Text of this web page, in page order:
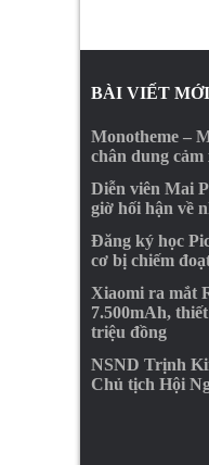
BÀI VIẾT MỚI
Monotheme –
chân dung cảm
Diễn viên Mai
giờ hối hận về
Đăng ký học
cơ bị chiếm
Xiaomi ra mắt
7.500mAh,
triệu đồng
NSND Trịnh
Chủ tịch Hội